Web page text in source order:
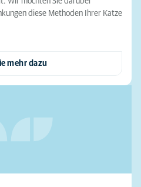
diese Methoden Ihrer Katze
mehr dazu